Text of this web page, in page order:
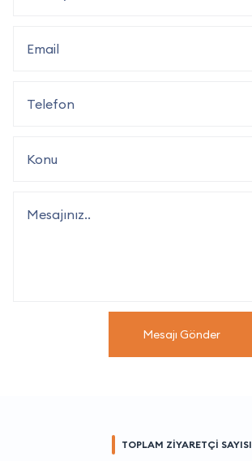
Mesajı Gönder
TOPLAM ZİYARETÇİ SAYISI